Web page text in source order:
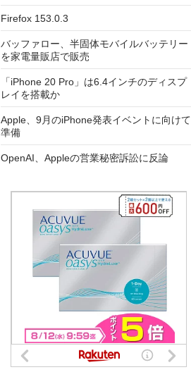
Firefox 153.0.3
バッファロー、半固体モバイルバッテリー
を家電量販店で販売
「iPhone 20 Pro」は6.4インチのディスプ
レイを搭載か
Apple、9月のiPhone発表イベントに向けて
準備
OpenAI、Appleの営業秘密訴訟に反論